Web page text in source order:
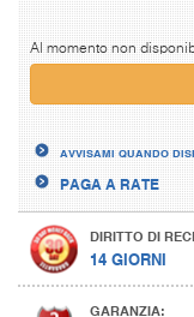
Al momento non
AVVISAMI QUANDO
PAGA A RATE
DIRITTO DI
14 GIORNI
GARANZIA: